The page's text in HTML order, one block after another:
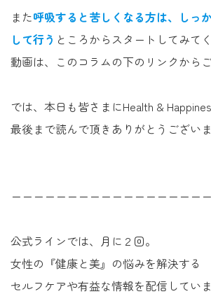
また呼吸すると苦しくなる方は、しっ
して行う ところからスタートしてみて
動画は、このコラムの下のリンクから
では、本日も皆さまにHealth &
最後まで読んで頂きありがとうございま
ーーーーーーーーーーーーーーーーー
公式ラインでは、月に２回。
女性の『健康と美』の悩みを解決する
セルフケアや有益な情報を配信していま